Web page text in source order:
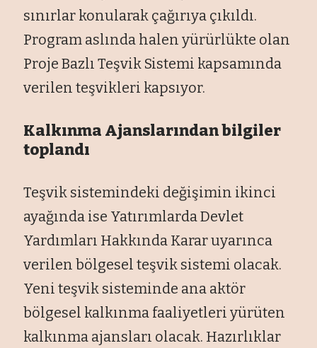
sınırlar konularak çağırıya çıkıldı.
Program aslında halen yürürlükte olan
Proje Bazlı Teşvik Sistemi kapsamında
verilen teşvikleri kapsıyor.
Kalkınma Ajanslarından bilgiler
toplandı
Teşvik sistemindeki değişimin ikinci
ayağında ise Yatırımlarda Devlet
Yardımları Hakkında Karar uyarınca
verilen bölgesel teşvik sistemi olacak.
Yeni teşvik sisteminde ana aktör
bölgesel kalkınma faaliyetleri yürüten
kalkınma ajansları olacak. Hazırlıklar